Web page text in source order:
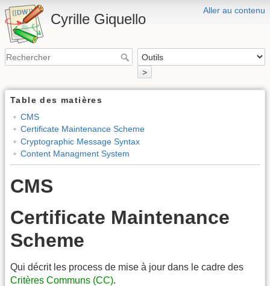
Aller au contenu
Cyrille Giquello
>
Table des matières
CMS
Certificate Maintenance Scheme
Cryptographic Message Syntax
Content Managment System
CMS
Certificate Maintenance
Scheme
Qui décrit les process de mise à jour dans le cadre des
Critères Communs (CC).